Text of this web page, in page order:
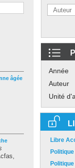
âgée
Année
Auteur
Unité
Libre